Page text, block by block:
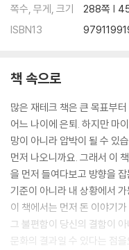
버티는 저축은 오래가지 않는
| 당신의 실천 공간| 당신은 무
*습관이 투자가 되고, 나만의
나는 ‘투자 쇼핑’ 합니다.
비상금과 종잣돈으로 투자의
설명할 수 없는 투자는 아직
수익보다 먼저, 나의 판단을
| 당신의 실천 공간| 나답게
PART 6. 부자처럼 생각하는
*돈과 함께 살아가는 철학
부자들은 왜 하나같이 침대
쪽수, 무게, 크기
288쪽 |
ISBN13
책 속으로
많은 재테크 책은 큰 목표부
어느 나이에 은퇴. 하지만 마
망이 아니라 압박이 될 수 있
먼저 나오니까요. 그래서 이
을 먼저 들여다보고 방향을
기준이 아니라 내 상황에서
이 책에서는 먼저 돈 이야기
그 불편함이 당신의 결함이
문화의 결과일 수 있다는 점